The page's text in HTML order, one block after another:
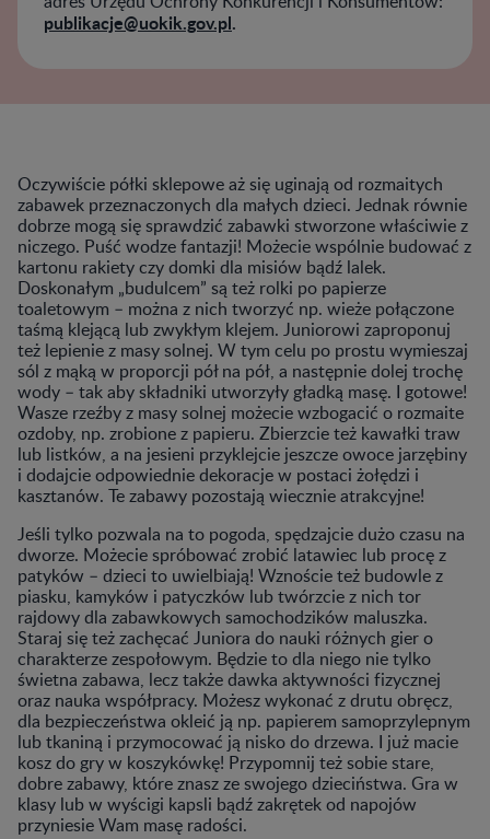
publikacje@uokik.gov.pl.
Oczywiście półki sklepowe aż się uginają od rozmaitych
zabawek przeznaczonych dla małych dzieci. Jednak równie
dobrze mogą się sprawdzić zabawki stworzone właściwie z
niczego. Puść wodze fantazji! Możecie wspólnie budować z
kartonu rakiety czy domki dla misiów bądź lalek.
Doskonałym „budulcem” są też rolki po papierze
toaletowym – można z nich tworzyć np. wieże połączone
taśmą klejącą lub zwykłym klejem. Juniorowi zaproponuj
też lepienie z masy solnej. W tym celu po prostu wymieszaj
sól z mąką w proporcji pół na pół, a następnie dolej trochę
wody – tak aby składniki utworzyły gładką masę. I gotowe!
Wasze rzeźby z masy solnej możecie wzbogacić o rozmaite
ozdoby, np. zrobione z papieru. Zbierzcie też kawałki traw
lub listków, a na jesieni przyklejcie jeszcze owoce jarzębiny
i dodajcie odpowiednie dekoracje w postaci żołędzi i
kasztanów. Te zabawy pozostają wiecznie atrakcyjne!
Jeśli tylko pozwala na to pogoda, spędzajcie dużo czasu na
dworze. Możecie spróbować zrobić latawiec lub procę z
patyków – dzieci to uwielbiają! Wznoście też budowle z
piasku, kamyków i patyczków lub twórzcie z nich tor
rajdowy dla zabawkowych samochodzików maluszka.
Staraj się też zachęcać Juniora do nauki różnych gier o
charakterze zespołowym. Będzie to dla niego nie tylko
świetna zabawa, lecz także dawka aktywności fizycznej
oraz nauka współpracy. Możesz wykonać z drutu obręcz,
dla bezpieczeństwa okleić ją np. papierem samoprzylepnym
lub tkaniną i przymocować ją nisko do drzewa. I już macie
kosz do gry w koszykówkę! Przypomnij też sobie stare,
dobre zabawy, które znasz ze swojego dzieciństwa. Gra w
klasy lub w wyścigi kapsli bądź zakrętek od napojów
przyniesie Wam masę radości.